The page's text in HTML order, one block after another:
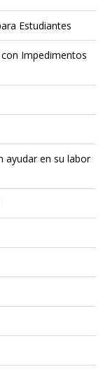
Estudiantes
Impedimentos
ayudar en su labor